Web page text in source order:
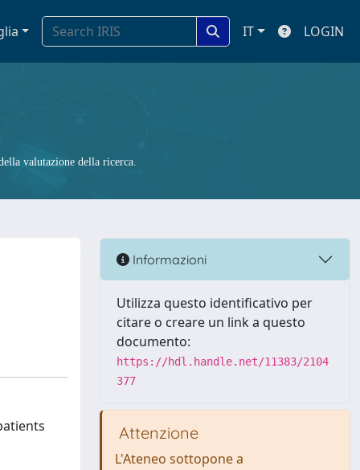
IT LOGIN
valutazione della ricerca.
Informazioni
Utilizza questo identificativo per
citare o creare un link a questo
documento:
https://hdl.handle.net/11383/2104
377
Attenzione
L'Ateneo sottopone a